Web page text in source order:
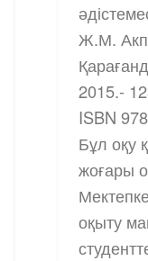
Ж.М.
2015.-
ISBN
Бұл оқу
жоғары
оқыту